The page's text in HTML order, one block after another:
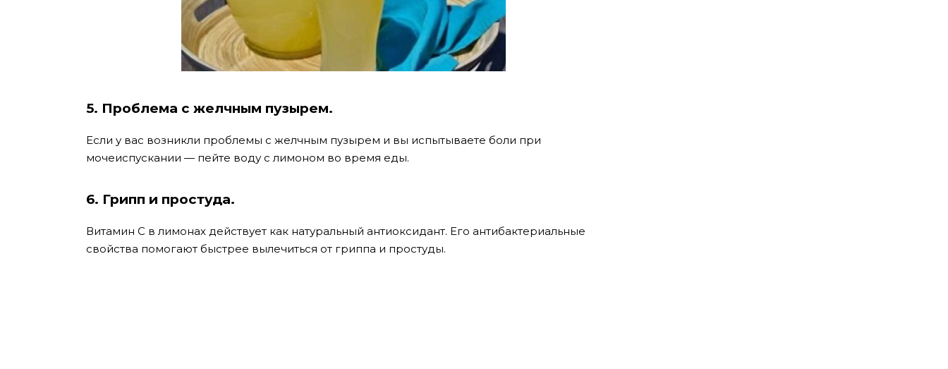
5. Проблема с желчным пузырем.
Если у вас возникли проблемы с желчным пузырем и вы испытываете боли при
мочеиспускании — пейте воду с лимоном во время еды.
6. Грипп и простуда.
Витамин С в лимонах действует как натуральный антиоксидант. Его антибактериальные
свойства помогают быстрее вылечиться от гриппа и простуды.